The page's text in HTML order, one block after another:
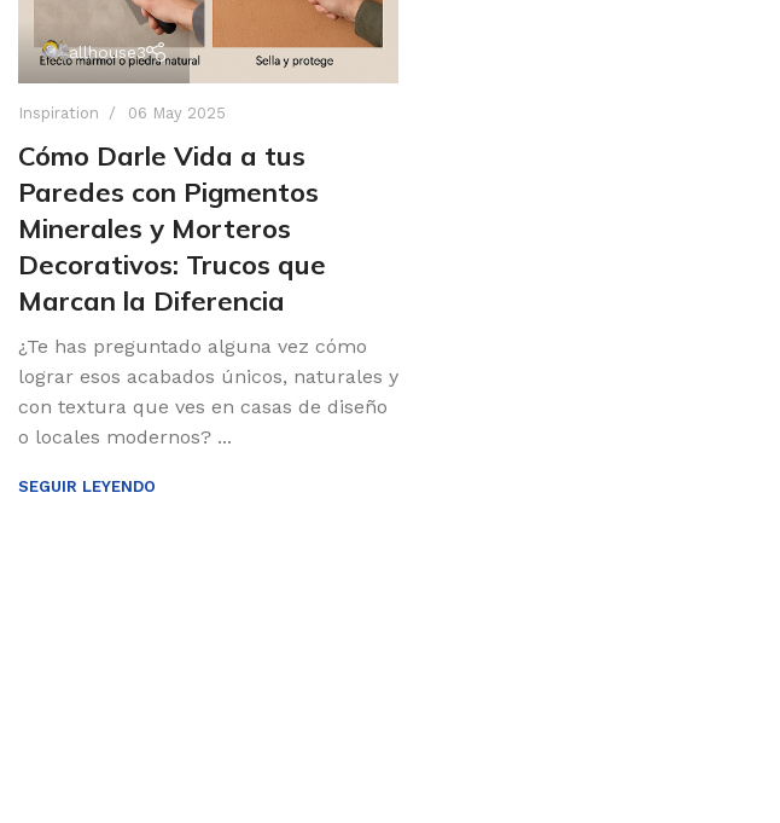
allhouse3
Inspiration 06 May 2025
Cómo Darle Vida a tus
Paredes con Pigmentos
Minerales y Morteros
Decorativos: Trucos que
Marcan la Diferencia
¿Te has preguntado alguna vez cómo
lograr esos acabados únicos, naturales y
con textura que ves en casas de diseño
o locales modernos? ...
SEGUIR LEYENDO